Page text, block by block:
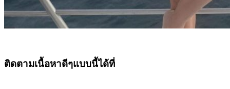
ติดตามเนื้อหาดีๆแบบนี้ได้ที่